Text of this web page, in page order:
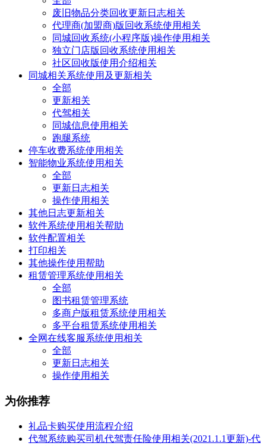
废旧物品分类回收更新日志相关
代理商(加盟商)版回收系统使用相关
同城回收系统(小程序版)操作使用相关
独立门店版回收系统使用相关
社区回收版使用介绍相关
同城相关系统使用及更新相关
全部
更新相关
代驾相关
同城信息使用相关
跑腿系统
停车收费系统使用相关
智能物业系统使用相关
全部
更新日志相关
操作使用相关
其他日志更新相关
软件系统使用相关帮助
软件配置相关
打印相关
其他操作使用帮助
租赁管理系统使用相关
全部
图书租赁管理系统
多商户版租赁系统使用相关
多平台租赁系统使用相关
全网在线客服系统使用相关
全部
更新日志相关
操作使用相关
为你推荐
礼品卡购买使用流程介绍
代驾系统购买司机代驾责任险使用相关(2021.1.1更新)-代